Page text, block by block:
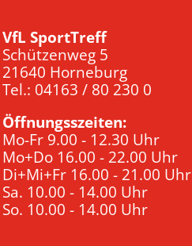
VfL SportTreff
Schützenweg 5
21640 Horneburg
Tel.: 04163 / 80 230 0
Öffnungsszeiten:
Mo-Fr 9.00 - 12.30 Uhr
Mo+Do 16.00 - 22.00 Uhr
Di+Mi+Fr 16.00 - 21.00 Uhr
Sa. 10.00 - 14.00 Uhr
So. 10.00 - 14.00 Uhr